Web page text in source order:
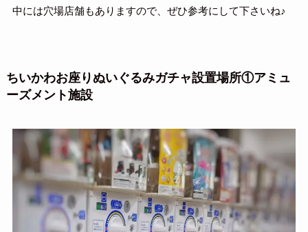
中には穴場店舗もありますので、ぜひ参考にして下さいね♪
ちいかわお座りぬいぐるみガチャ設置場所①アミュ
ーズメント施設